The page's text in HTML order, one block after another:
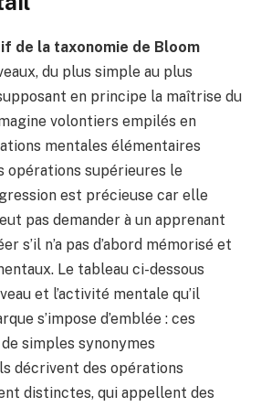
de la taxonomie de Bloom
du plus simple au plus
en principe la maîtrise du
volontiers empilés en
mentales élémentaires
opérations supérieures le
est précieuse car elle
pas demander à un apprenant
s’il n’a pas d’abord mémorisé et
Le tableau ci-dessous
et l’activité mentale qu’il
s’impose d’emblée : ces
simples synonymes
décrivent des opérations
distinctes, qui appellent des